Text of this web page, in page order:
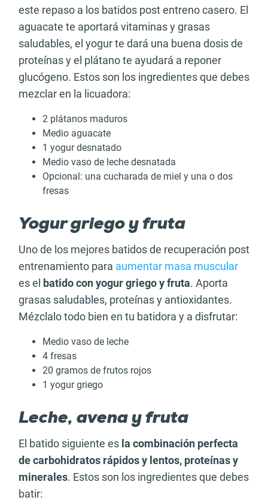
este repaso a los batidos post entreno casero. El
aguacate te aportará vitaminas y grasas
saludables, el yogur te dará una buena dosis de
proteínas y el plátano te ayudará a reponer
glucógeno. Estos son los ingredientes que debes
mezclar en la licuadora:
2 plátanos maduros
Medio aguacate
1 yogur desnatado
Medio vaso de leche desnatada
Opcional: una cucharada de miel y una o dos
fresas
Yogur griego y fruta
Uno de los mejores batidos de recuperación post
entrenamiento para aumentar masa muscular
es el batido con yogur griego y fruta. Aporta
grasas saludables, proteínas y antioxidantes.
Mézclalo todo bien en tu batidora y a disfrutar:
Medio vaso de leche
4 fresas
20 gramos de frutos rojos
1 yogur griego
Leche, avena y fruta
El batido siguiente es la combinación perfecta
de carbohidratos rápidos y lentos, proteínas y
minerales. Estos son los ingredientes que debes
batir: